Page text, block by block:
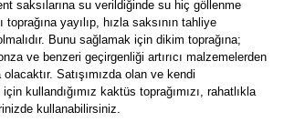
saksılarına su verildiğinde su hiç göllenme
yayılıp, hızla saksının tahliye
Bunu sağlamak için dikim toprağına;
ve benzeri geçirgenliği artırıcı malzemelerden
olacaktır. Satışımızda olan ve kendi
kullandığımız kaktüs toprağımızı, rahatlıkla
kullanabilirsiniz.